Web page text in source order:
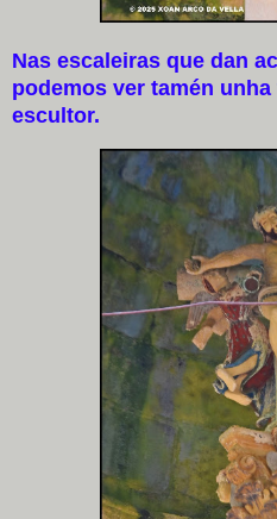
Nas escaleiras que dan
podemos ver tamén
escultor.